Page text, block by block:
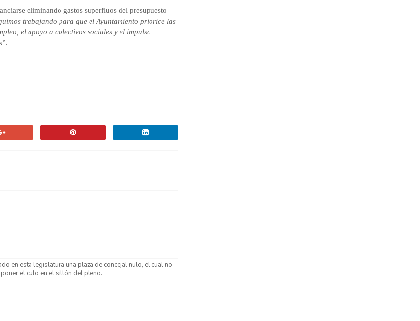
eliminando gastos superfluos del presupuesto
trabajando para que el Ayuntamiento priorice las
el apoyo a colectivos sociales y el impulso
”.
en esta legislatura una plaza de concejal nulo, el cual no
el culo en el sillón del pleno.